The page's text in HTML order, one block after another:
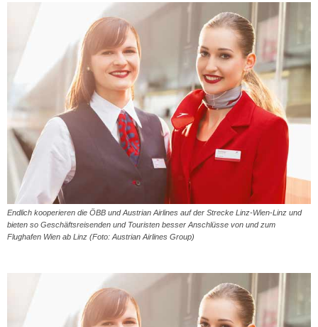
Endlich kooperieren die ÖBB und Austrian Airlines auf der Strecke Linz-Wien-Linz und
bieten so Geschäftsreisenden und Touristen besser Anschlüsse von und zum
Flughafen Wien ab Linz (Foto: Austrian Airlines Group)